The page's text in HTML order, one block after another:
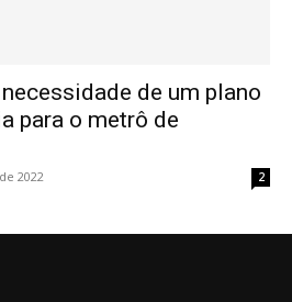
de um plano
para o metrô de
2022 2